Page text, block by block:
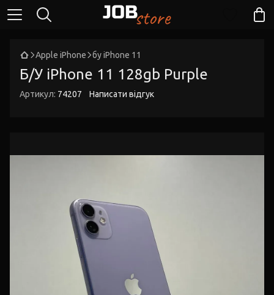
Apple iPhone бу iPhone 11
Б/У iPhone 11 128gb Purple
Артикул: 74207 Написати відгук